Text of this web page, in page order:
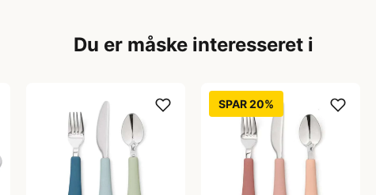
Du er måske interesseret i
SPAR 20%